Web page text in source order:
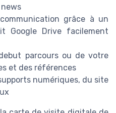
grâce à un
Google Drive facilement
parcours ou de votre
et des références
numériques, du site